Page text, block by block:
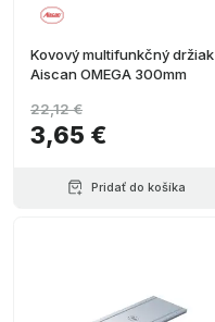
Kovový multifunkčný držiak
Aiscan OMEGA 300mm
3,65 €
22,12 €
Pridať do košíka